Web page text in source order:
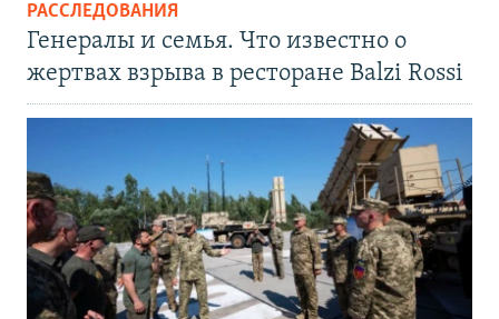
РАССЛЕДОВАНИЯ
Генералы и семья. Что известно о
жертвах взрыва в ресторане Balzi Rossi